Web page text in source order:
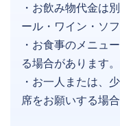
・お飲み物代金は
ール・ワイン・ソ
・お食事のメニュ
る場合があります。
・お一人または、
席をお願いする場